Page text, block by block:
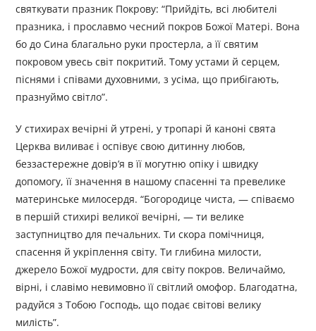
святкувати празник Покрову: “Прийдіть, всі любителі
празника, і прославмо чесний покров Божої Матері. Вона
бо до Сина благально руки простерла, а її святим
покровом увесь світ покритий. Тому устами й серцем,
піснями і співами духовними, з усіма, що прибігають,
празнуймо світло”.
У стихирах вечірні й утрені, у тропарі й каноні свята
Церква виливає і оспівує свою дитинну любов,
беззастережне довір’я в її могутню опіку і швидку
допомогу, її значення в нашому спасенні та превелике
материнське милосердя. “Богородице чиста, — співаємо
в першій стихирі великої вечірні, — ти велике
заступництво для печальних. Ти скора помічниця,
спасення й укріплення світу. Ти глибина милости,
джерело Божої мудрости, для світу покров. Величаймо,
вірні, і славімо невимовно її світлий омофор. Благодатна,
радуйся з Тобою Господь, що подає світові велику
милість”.